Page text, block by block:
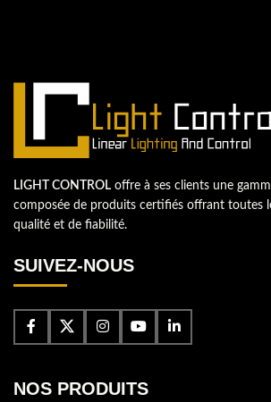
LIGHT CONTROL offre à ses clients une
composée de produits certifiés offrant toutes
qualité et de fiabilité.
SUIVEZ-NOUS
NOS PRODUITS